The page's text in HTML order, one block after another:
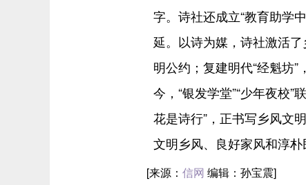
字。诗社还成立“教育助学
延。以诗为媒，诗社激活了
明公约；复建明代“经魁坊
今，“银发学堂”“少年夜校”
花是诗行”，正书写乡风文
文明乡风、良好家风和淳
[来源： 信网 编辑：孙宝震]